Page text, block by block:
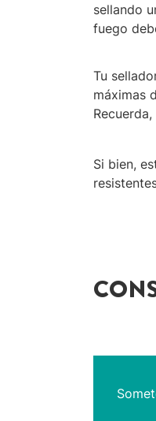
sellando
fuego
Tu
máximas
Si bien,